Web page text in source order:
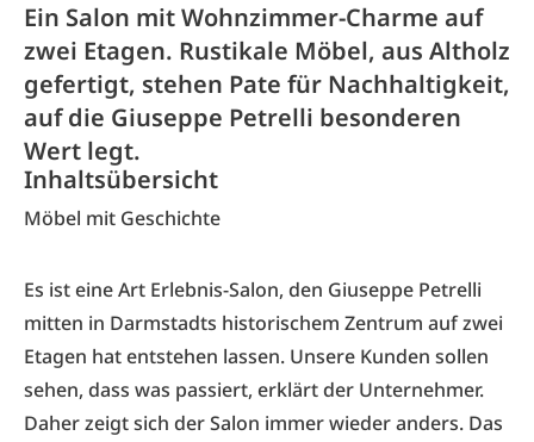
Ein Salon mit Wohnzimmer-Charme auf
zwei Etagen. Rustikale Möbel, aus Altholz
gefertigt, stehen Pate für Nachhaltigkeit,
auf die Giuseppe Petrelli besonderen
Wert legt.
Inhaltsübersicht
Möbel mit Geschichte
Es ist eine Art Erlebnis-Salon, den Giuseppe Petrelli
mitten in Darmstadts historischem Zentrum auf zwei
Etagen hat entstehen lassen. Unsere Kunden sollen
sehen, dass was passiert, erklärt der Unternehmer.
Daher zeigt sich der Salon immer wieder anders. Das